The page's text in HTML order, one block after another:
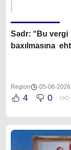
Sədr: “Bu
baxılmasına
Region 05-06-2026
4 0